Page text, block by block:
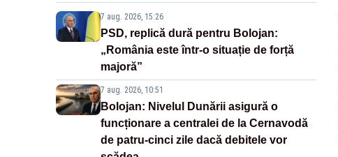
7 aug. 2026, 15:26
PSD, replică dură pentru Bolojan:
„România este într-o situație de forță
majoră”
7 aug. 2026, 10:51
Bolojan: Nivelul Dunării asigură o
funcționare a centralei de la Cernavodă
de patru-cinci zile dacă debitele vor